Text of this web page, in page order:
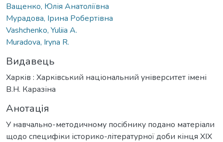
Ващенко, Юлія Анатоліївна
Мурадова, Ірина Робертівна
Vashchenko, Yuliia A.
Muradova, Iryna R.
Видавець
Харків : Харківський національний університет імені
В.Н. Каразіна
Анотація
У навчально-методичному посібнику подано матеріали
щодо специфіки історико-літературної доби кінця ХІХ